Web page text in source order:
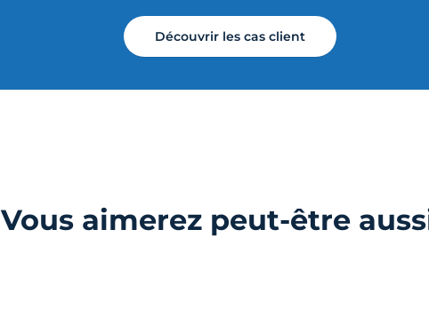
Découvrir les cas client
Vous aimerez peut-être